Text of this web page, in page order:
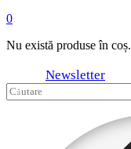
0
Nu există produse în coș.
Newsletter